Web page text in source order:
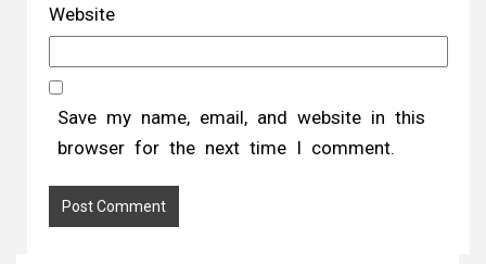
Website
Save my name, email, and website in this
browser for the next time I comment.